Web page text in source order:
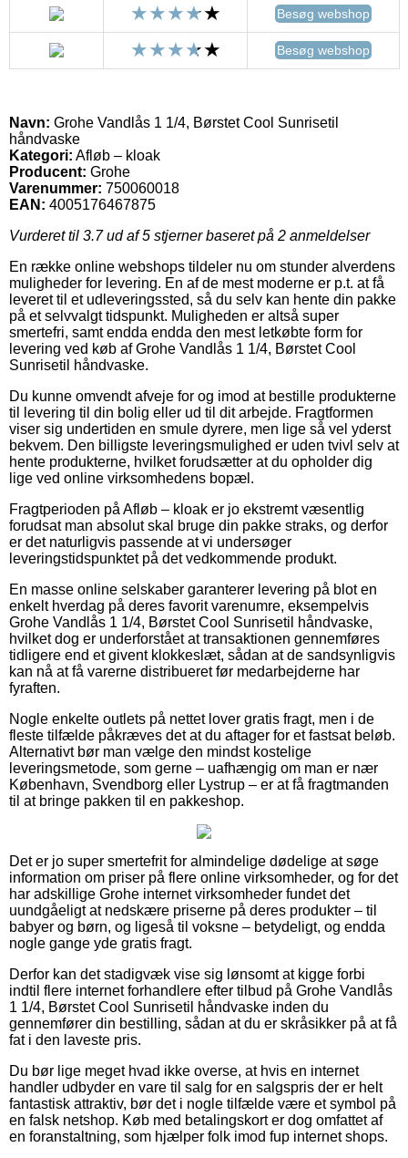
Besøg webshop
Besøg webshop
Navn: Grohe Vandlås 1 1/4, Børstet Cool Sunrisetil
håndvaske
Kategori: Afløb – kloak
Producent: Grohe
Varenummer: 750060018
EAN: 4005176467875
Vurderet til 3.7ud af 5 stjerner baseret på 2 anmeldelser
En række online webshops tildeler nu om stunder alverdens
muligheder for levering. En af de mest moderne er p.t. at få
leveret til et udleveringssted, så du selv kan hente din pakke
på et selvvalgt tidspunkt. Muligheden er altså super
smertefri, samt endda endda den mest letkøbte form for
levering ved køb af Grohe Vandlås 1 1/4, Børstet Cool
Sunrisetil håndvaske.
Du kunne omvendt afveje for og imod at bestille produkterne
til levering til din bolig eller ud til dit arbejde. Fragtformen
viser sig undertiden en smule dyrere, men lige så vel yderst
bekvem. Den billigste leveringsmulighed er uden tvivl selv at
hente produkterne, hvilket forudsætter at du opholder dig
lige ved online virksomhedens bopæl.
Fragtperioden på Afløb – kloak er jo ekstremt væsentlig
forudsat man absolut skal bruge din pakke straks, og derfor
er det naturligvis passende at vi undersøger
leveringstidspunktet på det vedkommende produkt.
En masse online selskaber garanterer levering på blot en
enkelt hverdag på deres favorit varenumre, eksempelvis
Grohe Vandlås 1 1/4, Børstet Cool Sunrisetil håndvaske,
hvilket dog er underforstået at transaktionen gennemføres
tidligere end et givent klokkeslæt, sådan at de sandsynligvis
kan nå at få varerne distribueret før medarbejderne har
fyraften.
Nogle enkelte outlets på nettet lover gratis fragt, men i de
fleste tilfælde påkræves det at du aftager for et fastsat beløb.
Alternativt bør man vælge den mindst kostelige
leveringsmetode, som gerne – uafhængig om man er nær
København, Svendborg eller Lystrup – er at få fragtmanden
til at bringe pakken til en pakkeshop.
Det er jo super smertefrit for almindelige dødelige at søge
information om priser på flere online virksomheder, og for det
har adskillige Grohe internet virksomheder fundet det
uundgåeligt at nedskære priserne på deres produkter – til
babyer og børn, og ligeså til voksne – betydeligt, og endda
nogle gange yde gratis fragt.
Derfor kan det stadigvæk vise sig lønsomt at kigge forbi
indtil flere internet forhandlere efter tilbud på Grohe Vandlås
1 1/4, Børstet Cool Sunrisetil håndvaske inden du
gennemfører din bestilling, sådan at du er skråsikker på at få
fat i den laveste pris.
Du bør lige meget hvad ikke overse, at hvis en internet
handler udbyder en vare til salg for en salgspris der er helt
fantastisk attraktiv, bør det i nogle tilfælde være et symbol på
en falsk netshop. Køb med betalingskort er dog omfattet af
en foranstaltning, som hjælper folk imod fup internet shops.